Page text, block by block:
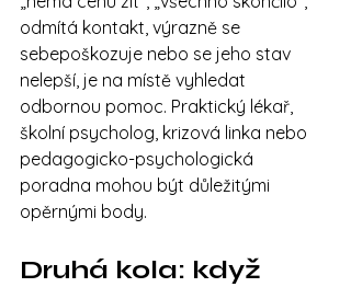
odmítá kontakt, výrazně se
sebepoškozuje nebo se jeho stav
nelepší, je na místě vyhledat
odbornou pomoc. Praktický lékař,
školní psycholog, krizová linka nebo
pedagogicko-psychologická
poradna mohou být důležitými
opěrnými body.
Druhá kola: když